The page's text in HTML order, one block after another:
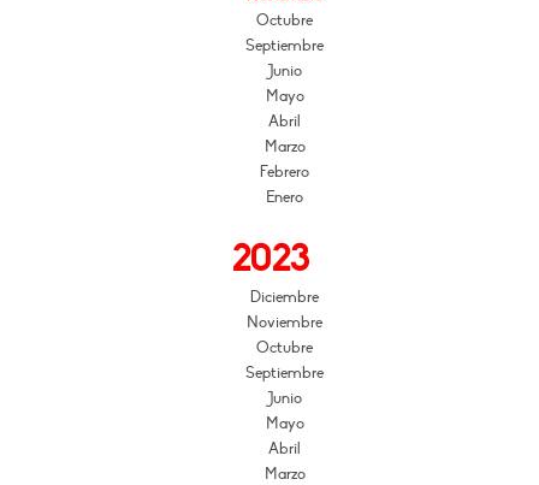
Octubre
Septiembre
Junio
Mayo
Abril
Marzo
Febrero
Enero
2023
Diciembre
Noviembre
Octubre
Septiembre
Junio
Mayo
Abril
Marzo